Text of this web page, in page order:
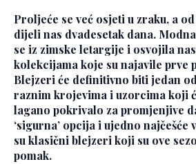
Proljeće se već osjeti u zraku, a
dijeli nas dvadesetak dana.
se iz zimske letargije i osvojila
kolekcijama koje su najavile prve
Blejzeri će definitivno biti jedan
raznim krojevima i uzorcima koji
lagano pokrivalo za promjenjive
‘sigurna’ opcija i ujedno
su klasični blejzeri koji su ove
pomak.